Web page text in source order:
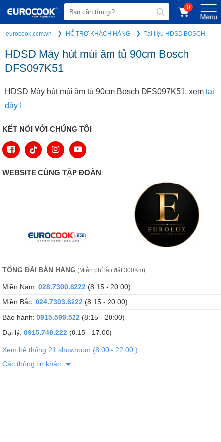
0
eurocook.com.vn HỖ TRỢ KHÁCH HÀNG Tài liệu HDSD BOSCH
HDSD Máy hút mùi âm tủ 90cm Bosch
DFS097K51
HDSD Máy hút mùi âm tủ 90cm Bosch DFS097K51, xem tại
đây !
KẾT NỐI VỚI CHÚNG TÔI
WEBSITE CÙNG TẬP ĐOÀN
TỔNG ĐÀI BÁN HÀNG (Miễn phí lắp đặt 300Km)
Miền Nam: 028.7300.6222 (8:15 - 20:00)
Miền Bắc: 024.7303.6222 (8:15 - 20:00)
Bảo hành: 0915.599.522 (8:15 - 20:00)
Đại lý: 0915.746.222 (8:15 - 17:00)
Xem hệ thống 21 showroom (8:00 - 22:00 )
Các thông tin khác